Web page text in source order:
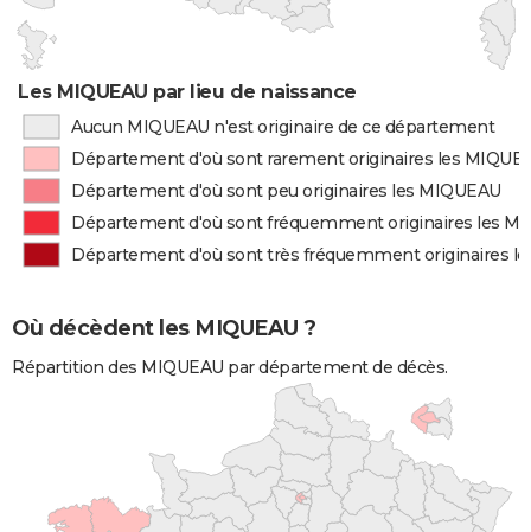
Les MIQUEAU par lieu de naissance
Aucun MIQUEAU n'est originaire de ce département
Département d'où sont rarement originaires les
Département d'où sont peu originaires les MIQUEAU
Département d'où sont fréquemment originaires les
Département d'où sont très fréquemment originaires
Où décèdent les MIQUEAU ?
Répartition des MIQUEAU par département de décès.